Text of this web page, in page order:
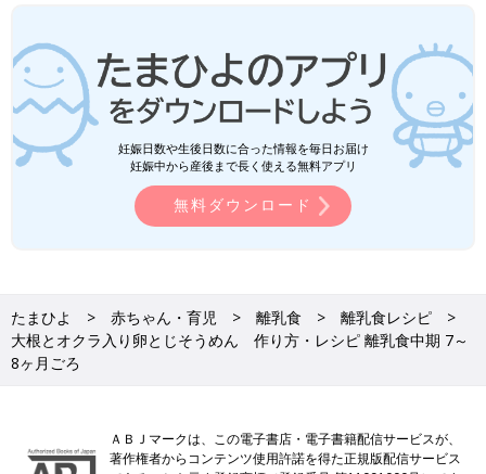
妊娠日数や生後日数に合った情報を毎日お届け
妊娠中から産後まで長く使える無料アプリ
無料ダウンロード
たまひよ 赤ちゃん・育児 離乳食
離乳食レシピ
大根とオクラ入り卵とじそうめん 作り方・レシピ 離乳食中期 7～
8ヶ月ごろ
ＡＢＪマークは、この電子書店・電子書籍配信サービスが、
著作権者からコンテンツ使用許諾を得た正規版配信サービス